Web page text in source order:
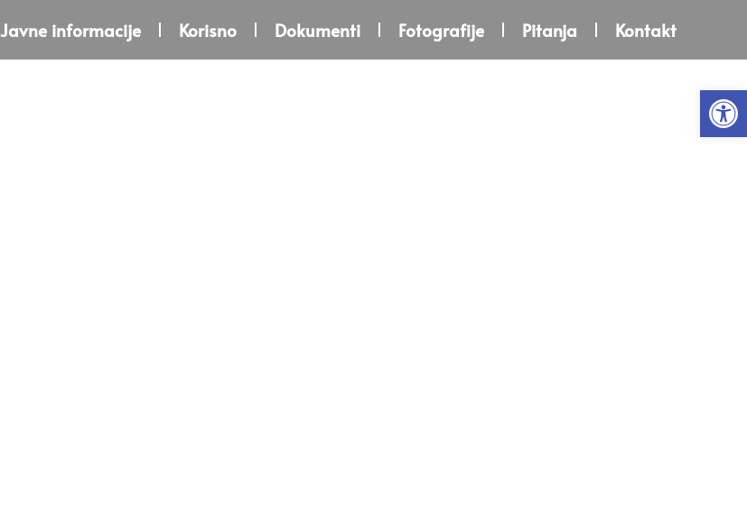
Javne informacije Korisno Dokumenti Fotografije Pitanja Kontakt